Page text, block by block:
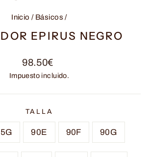
Inicio / Básicos /
EPIRUS NEGRO
Precio
habitual
98.50€
Impuesto incluido.
TALLA
90E 90F 90G